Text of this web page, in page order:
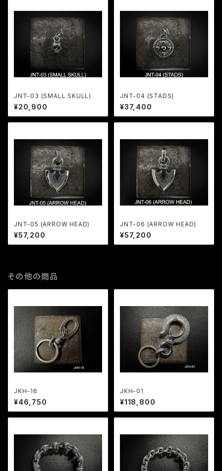
JNT-03 (SMALL SKULL)
¥20,900
JNT-04 (STADS)
¥37,400
JNT-05 (ARROW HEAD)
¥57,200
JNT-06 (ARROW HEAD)
¥57,200
その他の商品
JKH-16
¥46,750
JKH-01
¥118,800